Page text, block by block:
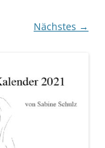
Nächstes →